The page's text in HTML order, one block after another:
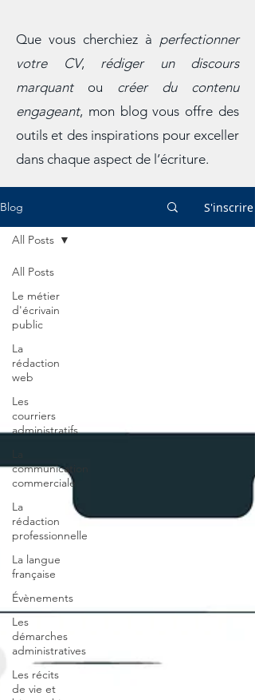
Que vous cherchiez à perfectionner
votre CV, rédiger un discours
marquantou créer du contenu
engageant, mon blog vous offre des
outils et des inspirations pour exceller
dans chaque aspect de l’écriture.
Blog S'inscrire
All Posts
Le métier
d'écrivain
public
La
rédaction
web
Les
courriers
administratifs
communication
commerciale
La
rédaction
professionnelle
La langue
française
Évènements
Les
démarches
administratives
Les récits
de vie et
All Posts